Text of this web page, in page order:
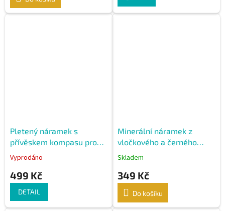
Pletený náramek s
přívěskem kompasu pro
správný směr
Vyprodáno
499 Kč
DETAIL
Minerální náramek z
vločkového a černého
obsidiánu
Skladem
349 Kč
Do košíku